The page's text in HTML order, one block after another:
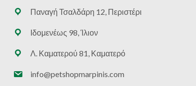
Παναγή Τσαλδάρη 12, Περιστέρι
Ιδομενέως 98, Ίλιον
Λ. Καματερού 81, Καματερό
info@petshopmarpinis.com